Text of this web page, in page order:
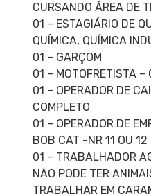
CURSANDO ÁREA DE
01 – ESTAGIÁRIO DE
QUÍMICA, QUÍMICA
01 – GARÇOM
01 – MOTOFRETISTA –
01 – OPERADOR DE
COMPLETO
01 – OPERADOR DE
BOB CAT -NR 11 OU 12
01 – TRABALHADOR
NÃO PODE TER
TRABALHAR EM